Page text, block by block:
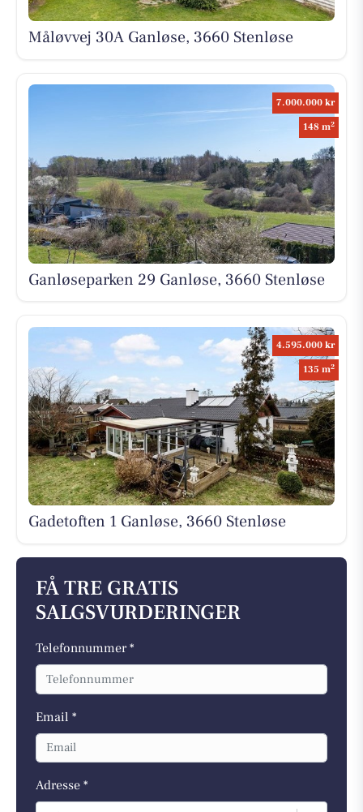
Måløvvej 30A Ganløse, 3660 Stenløse
7.000.000 kr
148 m2
Ganløseparken 29 Ganløse, 3660 Stenløse
4.595.000 kr
135 m2
Gadetoften 1 Ganløse, 3660 Stenløse
FÅ TRE GRATIS
SALGSVURDERINGER
Telefonnummer *
Email *
Adresse *